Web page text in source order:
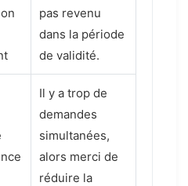
pas revenu
dans la période
de validité.
Il y a trop de
demandes
simultanées,
alors merci de
réduire la